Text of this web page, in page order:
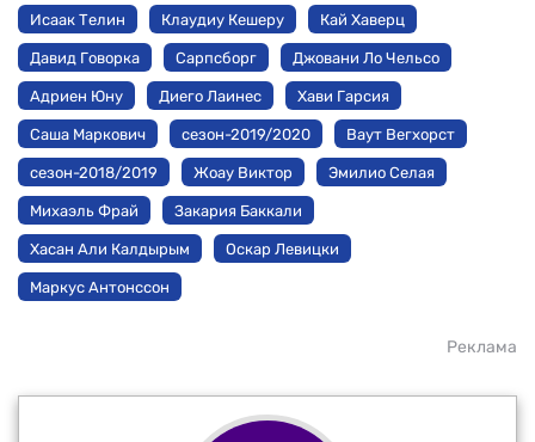
Исаак Телин Клаудиу Кешеру Кай Хаверц
Давид Говорка Сарпсборг Джовани Ло Чельсо
Адриен Юну Диего Лаинес Хави Гарсия
Саша Маркович сезон-2019/2020 Ваут Вегхорст
сезон-2018/2019 Жоау Виктор Эмилио Селая
Михаэль Фрай Закария Баккали
Хасан Али Калдырым Оскар Левицки
Маркус Антонссон
Реклама